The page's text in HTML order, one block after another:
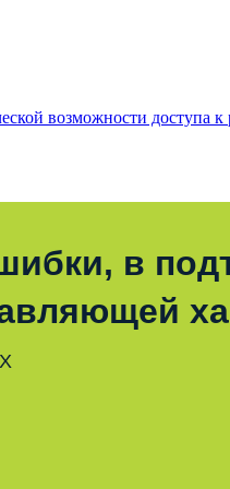
возможности доступа
в